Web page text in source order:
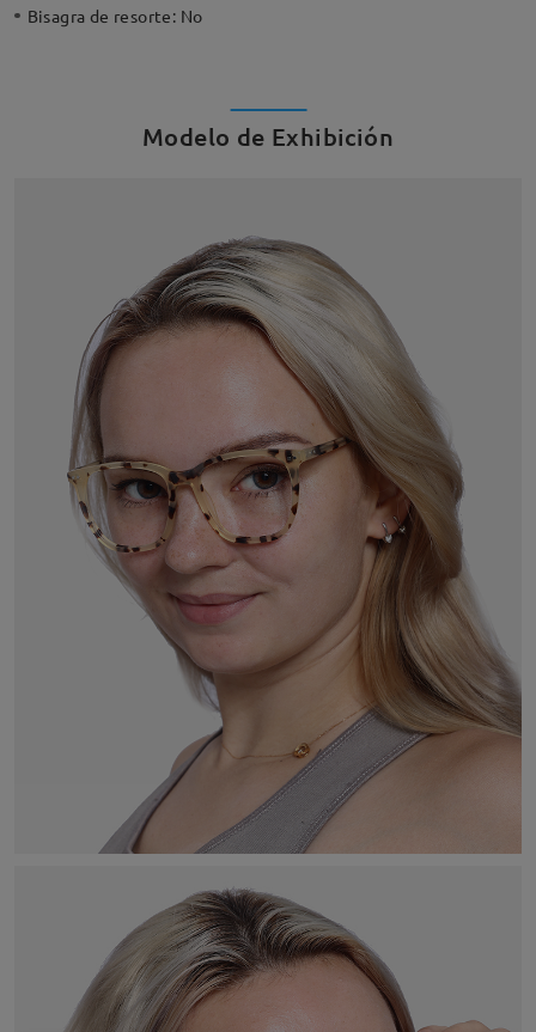
Bisagra de resorte: No
Modelo de Exhibición